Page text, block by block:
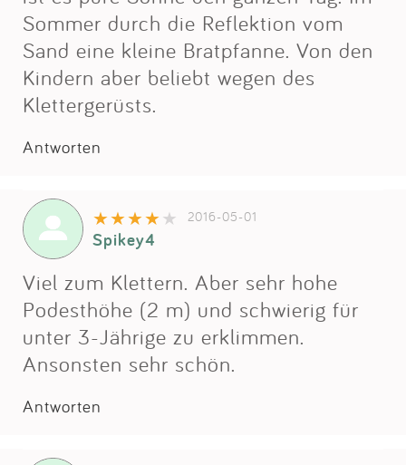
Impressum
Anmelden
Sommer durch die Reflektion vom
Sand eine kleine Bratpfanne. Von den
Kindern aber beliebt wegen des
Klettergerüsts.
Antworten
2016-05-01
Spikey4
Viel zum Klettern. Aber sehr hohe
Podesthöhe (2 m) und schwierig für
unter 3-Jährige zu erklimmen.
Ansonsten sehr schön.
Antworten